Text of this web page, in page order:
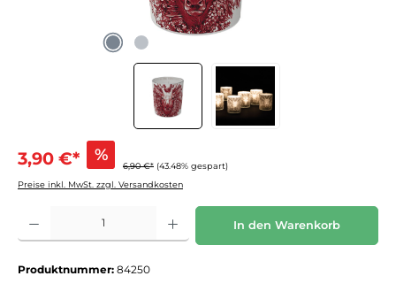
3,90 €* %
6,90 €* (43.48% gespart)
Preise inkl. MwSt. zzgl. Versandkosten
Produkt Anzahl: Gib den gewünschten Wert ein oder benutze die Schaltflächen um
In den Warenkorb
Produktnummer: 84250